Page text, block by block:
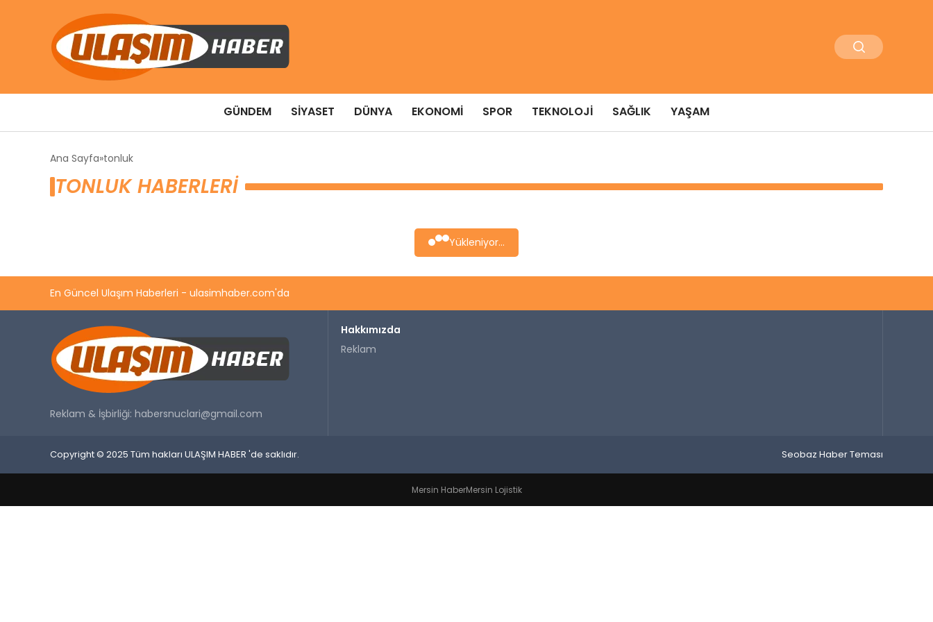
GÜNDEM SIYASET DÜNYA EKONOMI SPOR TEKNOLOJI SAĞLIK YAŞAM
Ana Sayfa tonluk
TONLUK HABERLERI
Yükleniyor...
En Güncel Ulaşım Haberleri - ulasimhaber.com'da
Reklam & İşbirliği: habersnuclari@gmail.com
Hakkımızda
Reklam
Copyright © 2025 Tüm hakları ULAŞIM HABER 'de saklıdır. Seobaz Haber Teması
Mersin HaberMersin Lojistik